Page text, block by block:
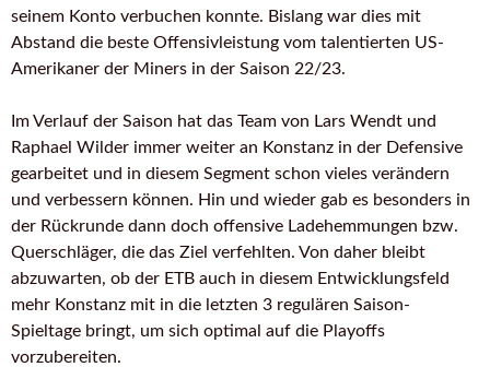
seinem Konto verbuchen konnte. Bislang war dies mit
Abstand die beste Offensivleistung vom talentierten US-
Amerikaner der Miners in der Saison 22/23.
Im Verlauf der Saison hat das Team von Lars Wendt und
Raphael Wilder immer weiter an Konstanz in der Defensive
gearbeitet und in diesem Segment schon vieles verändern
und verbessern können. Hin und wieder gab es besonders in
der Rückrunde dann doch offensive Ladehemmungen bzw.
Querschläger, die das Ziel verfehlten. Von daher bleibt
abzuwarten, ob der ETB auch in diesem Entwicklungsfeld
mehr Konstanz mit in die letzten 3 regulären Saison-
Spieltage bringt, um sich optimal auf die Playoffs
vorzubereiten.